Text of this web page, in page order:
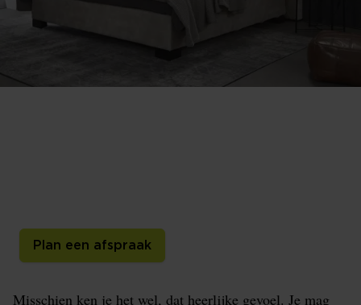
Plan een afspraak
Misschien ken je het wel, dat heerlijke gevoel. Je mag